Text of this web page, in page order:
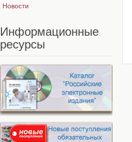
Новости
Информационные
ресурсы